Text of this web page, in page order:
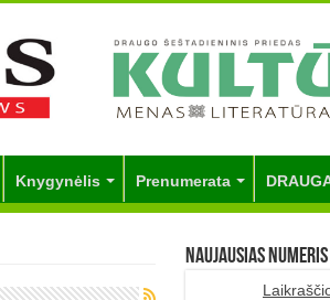
Knygynėlis Prenumerata
Naujausias numeris